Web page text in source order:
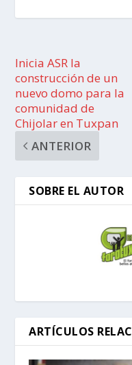
Inicia ASR la
construcción de un
nuevo domo para la
comunidad de
Chijolar en Tuxpan
ANTERIOR
SOBRE EL AUTOR
ARTÍCULOS